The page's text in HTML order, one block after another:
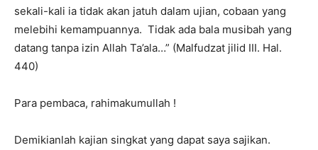
sekali-kali ia tidak akan jatuh dalam ujian, cobaan yang
melebihi kemampuannya. Tidak ada bala musibah yang
datang tanpa izin Allah Ta’ala…” (Malfudzat jilid III. Hal.
440)
Para pembaca, rahimakumullah !
Demikianlah kajian singkat yang dapat saya sajikan.